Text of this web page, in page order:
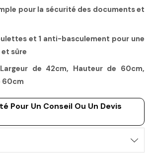
pour la sécurité des documents et
et 1 anti-basculement pour une
sûre
de 42cm, Hauteur de 60cm,
60cm
Pour Un Conseil Ou Un Devis